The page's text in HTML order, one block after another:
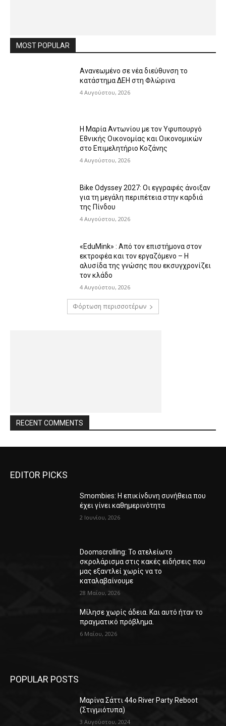
MOST POPULAR
Ανανεωμένο σε νέα διεύθυνση το
κατάστημα ΔΕΗ στη Φλώρινα
4 Αυγούστου, 2026
Η Μαρία Αντωνίου με τον Υφυπουργό
Εθνικής Οικονομίας και Οικονομικών
στο Επιμελητήριο Κοζάνης
4 Αυγούστου, 2026
Bike Odyssey 2027: Οι εγγραφές άνοιξαν
για τη μεγάλη περιπέτεια στην καρδιά
της Πίνδου
4 Αυγούστου, 2026
«EduMink» : Από τον επιστήμονα στον
εκτροφέα και τον εργαζόμενο – Η
αλυσίδα της γνώσης που εκσυγχρονίζει
τον κλάδο
4 Αυγούστου, 2026
Φόρτωση περισσοτέρων
RECENT COMMENTS
EDITOR PICKS
Smombies: Η επικίνδυνη συνήθεια που
έχει γίνει καθημερινότητα
2 Ιουνίου, 2026
Doomscrolling: Το ατελείωτο
σκρολάρισμα στις κακές ειδήσεις που
μας εξαντλεί χωρίς να το
καταλαβαίνουμε
28 Μαΐου, 2026
Μίλησε χωρίς άδεια. Και αυτό ήταν το
πραγματικό πρόβλημα.
6 Μαΐου, 2026
POPULAR POSTS
Μαρίνα Σάττι 44o River Party Reboot
(Στιγμιότυπα)
3 Αυγούστου, 2024